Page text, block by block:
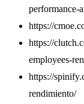
performance-
https://
https://
employees-
https://
rendimiento/